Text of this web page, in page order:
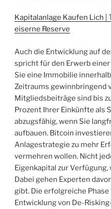
Kapitalanlage Kaufen Lich |
eiserne Reserve
Auch die Entwicklung auf
spricht für den Erwerb
Sie eine Immobilie
Zeitraums gewinnbringend
Mitgliedsbeiträge sind bis
Prozent Ihrer Einkünfte als
abzugsfähig, wenn Sie
aufbauen. Bitcoin
Anlagestrategie zu mehr
vermehren wollen. Nicht
Eigenkapital zur
Dabei gehen Experten
gibt. Die erfolgreiche
Entwicklung von De-